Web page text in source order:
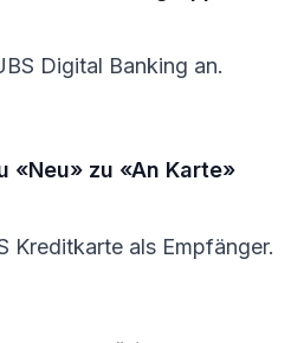
Digital Banking an.
«Neu» zu «An Karte»
Kreditkarte als Empfänger.